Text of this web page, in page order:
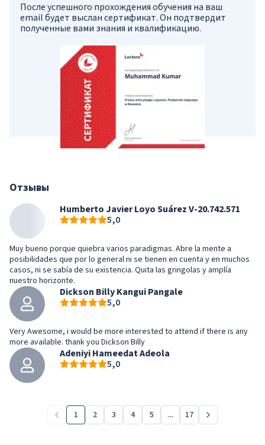
После успешного прохождения обучения на ваш
email будет выслан сертификат. Он подтвердит
полученные вами знания и квалификацию.
Отзывы
Humberto Javier Loyo Suárez V-20.742.571
5,0
Muy bueno porque quiebra varios paradigmas. Abre la mente a
posibilidades que por lo general ni se tienen en cuenta y en muchos
casos, ni se sabía de su existencia. Quita las gringolas y amplía
nuestro horizonte.
Dickson Billy Kangui Pangale
5,0
Very Awesome, i would be more interested to attend if there is any
more available. thank you Dickson Billy
Adeniyi Hameedat Adeola
5,0
1 2 3 4 5 ... 17